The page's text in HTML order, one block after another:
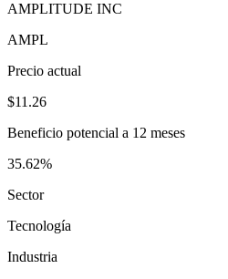
AMPLITUDE INC
AMPL
Precio actual
$11.26
Beneficio potencial a 12 meses
35.62%
Sector
Tecnología
Industria